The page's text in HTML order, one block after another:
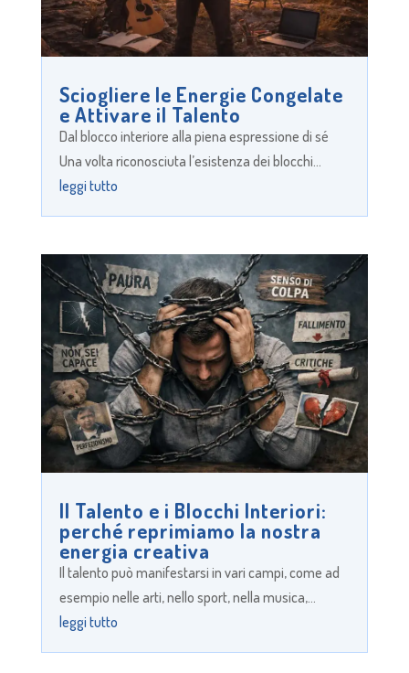
Sciogliere le Energie Congelate
e Attivare il Talento
Dal blocco interiore alla piena espressione di sé
Una volta riconosciuta l’esistenza dei blocchi...
leggi tutto
Il Talento e i Blocchi Interiori:
perché reprimiamo la nostra
energia creativa
Il talento può manifestarsi in vari campi, come ad
esempio nelle arti, nello sport, nella musica,...
leggi tutto